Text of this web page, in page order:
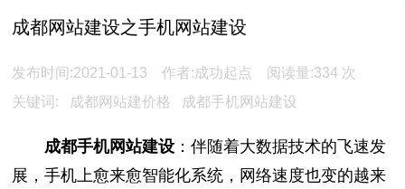
成都网站建设之手机网站建设
发布时间:2021-01-13 作者:成功起点 阅读量:334 次
关键词:
成都网站建价格 成都手机网站建设
成都手机网站建设 ：伴随着大数据技术的飞速发
展，手机上愈来愈智能化系统，网络速度也变的越来